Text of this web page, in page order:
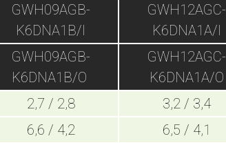
GWH09AGB-
K6DNA1B/I
GWH12AGC-
K6DNA1A/I
GWH09AGB-
K6DNA1B/O
GWH12AGC-
K6DNA1A/O
2,7 / 2,8 3,2 / 3,4
6,6 / 4,2 6,5 / 4,1